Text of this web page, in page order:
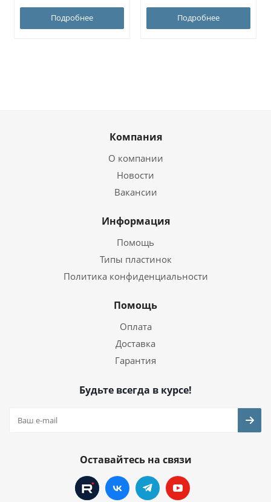
Подробнее Подробнее
Компания
О компании
Новости
Вакансии
Информация
Помощь
Типы пластинок
Политика конфиденциальности
Помощь
Оплата
Доставка
Гарантия
Будьте всегда в курсе!
Оставайтесь на связи